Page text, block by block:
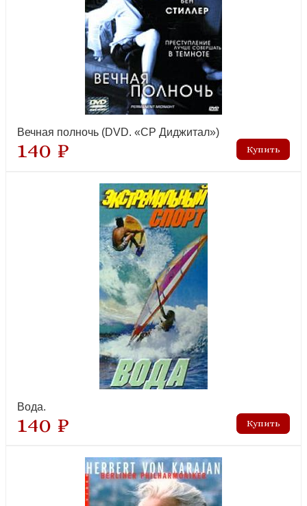
Вечная полночь (DVD. «СР Диджитал»)
140 ₽
Вода.
140 ₽